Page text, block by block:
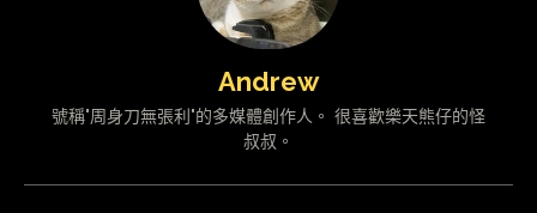
Andrew
號稱"周身刀無張利"的多媒體創作人。 很喜歡樂天熊仔的怪
叔叔。